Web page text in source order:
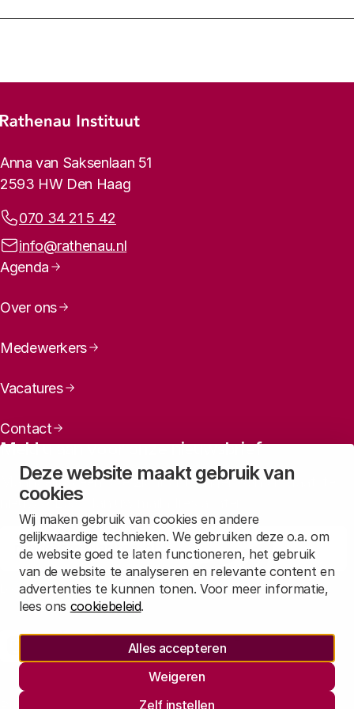
Deze website maakt gebruik van
cookies
Wij maken gebruik van cookies en andere
gelijkwaardige technieken. We gebruiken deze o.a. om
de website goed te laten functioneren, het gebruik
van de website te analyseren en relevante content en
advertenties te kunnen tonen. Voor meer informatie,
lees ons cookiebeleid.
Alles accepteren
Weigeren
Zelf instellen
Download een
cijfers per departement
Footer-menu
Rathenau logo, naar de homepage
Contactinformatie
Anna van Saksenlaan 51
2593 HW Den Haag
Telefoonnummer:
070 34 21 5 42
E-mailadres:
info@rathenau.nl
Paginanavigatie
Agenda
Over ons
Medewerkers
Vacatures
Contact
Meld u aan voor onze nieuwsbrief
Maandelijks een overzicht ontvangen van ons laatste
nieuws? Laat dan uw mailadres achter.
Aanmelden
Lees inonze privacyverklaringhoe wij deze gegevens verwerken.
Sociale media
Rathenau Mastodon
Rathenau LinkedIn
Rathenau Instagram
Juridische informatie
Responsible DisclosureInformatie opvragen